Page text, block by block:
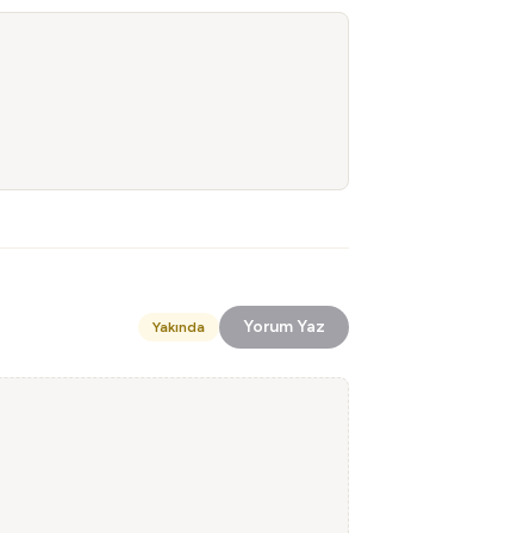
Yakında Yorum Yaz